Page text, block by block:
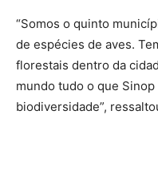
“Somos o quinto
de espécies de aves.
florestais dentro da
mundo tudo o que
biodiversidade”,